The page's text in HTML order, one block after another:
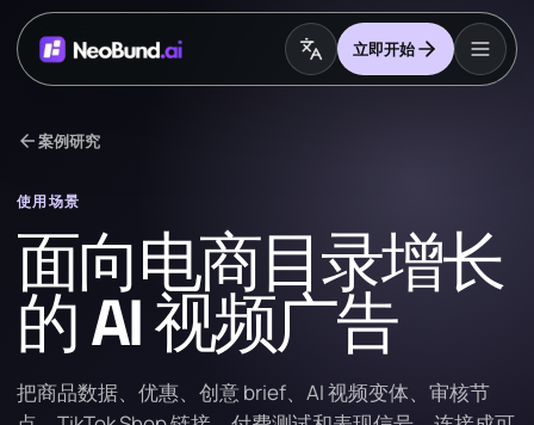
立即开始
arrow_back案例研究
使用场景
面向电商目录增长
的 AI 视频广告
把商品数据、优惠、创意 brief、AI 视频变体、审核节